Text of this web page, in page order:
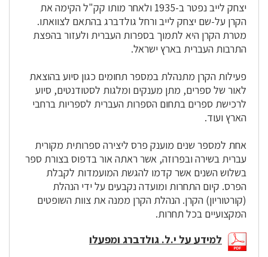
יצחק לייב נפטר ב-1935 ולאחר מותו קק"ל הקימה את
הקרן על-שם יצחק לייב ורחל גולדברג בהתאם לצוואתו.
מטרת הקרן היא לתמוך בספרות העברית ולעזור בהפצת
התרבות העברית בארץ ישראל.
פעילות הקרן מתנהלת במספר תחומים כגון סיוע בהוצאת
לאור של ספרים, מתן מענקים ומלגות לסטודנטים, סיוע
לרכישת ספרים בתחום הספרות העברית לספריות ברחבי
הארץ ועוד.
אחת למספר שנים מוענק פרס ליצירה ספרותית מקורית
עברית בשירה ובפרוזה, אשר ראתה אור בדפוס בצורת ספר
בשלוש השנים אשר קדמו להגשת המועמדות לקבלת
הפרס. קיום התחרות ומועדה נקבעים על ידי הנהלת
(קורטוריון) הקרן. הנהלת הקרן ממנה את צוות השופטים
המקצועיים בכל תחרות.
למידע על י.ל. גולדברג ומפעלו